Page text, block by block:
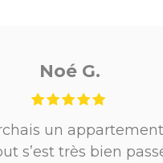
Julie B.
super agence
sans